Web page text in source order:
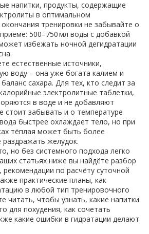
напитки, продукты, содержащие
в оптимальном
тренировки не забывайте о
500–750 мл воды с добавкой
избежать ночной дегидратации
естественные источники,
воду – она уже богата калием и
сахара. Для тех, кто следит за
электролитные таблетки,
в воде и не добавляют
стоит забывать и о температуре
быстрее охлаждает тело, но при
тёплая может быть более
желудок.
но без системного подхода легко
статьях ниже вы найдёте разбор
по расчёту суточной
практические планы, как
в любой тип тренировочного
читать, чтобы узнать, какие напитки
для похудения, как сочетать
какие ошибки в гидратации делают